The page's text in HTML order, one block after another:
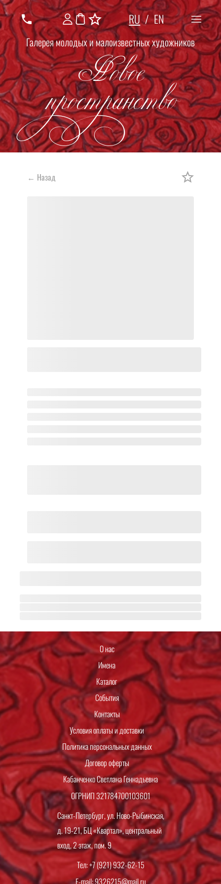
RU / EN
Галерея молодых и малоизвестных художников
Новое
пространство
← Назад
О нас
Имена
Каталог
События
Контакты
Условия оплаты и доставки
Политика персональных данных
Договор оферты
Кабанченко Светлана Геннадьевна
ОГРНИП 321784700103601
Санкт-Петербург, ул. Ново-Рыбинская,
д. 19-21, БЦ «Квартал», центральный
вход, 2 этаж, пом. 9
Тел: +7 (921) 932-62-15
E-mail: 9326215@mail.ru